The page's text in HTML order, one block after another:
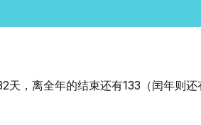
，离全年的结束还有133（闰年则还